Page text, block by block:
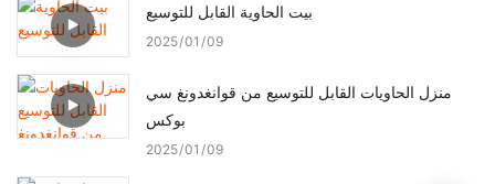
بيت الحاوية القابل للتوسيع
2025 01 09
منزل الحاويات القابل للتوسيع من قوانغدونغ سي
بوكس
2025 01 09